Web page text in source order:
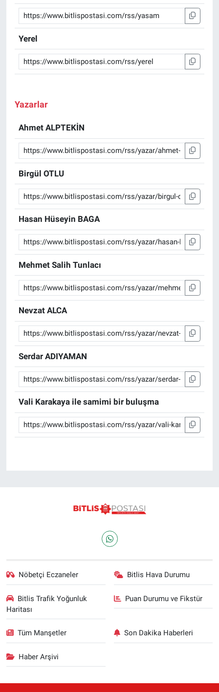
Yerel
Yazarlar
Ahmet ALPTEKİN
Birgül OTLU
Hasan Hüseyin BAGA
Mehmet Salih Tunlacı
Nevzat ALCA
Serdar ADIYAMAN
Vali Karakaya ile samimi bir buluşma
Nöbetçi Eczaneler Bitlis Hava Durumu
Bitlis Trafik Yoğunluk
Haritası
Puan Durumu ve Fikstür
Tüm Manşetler Son Dakika Haberleri
Haber Arşivi